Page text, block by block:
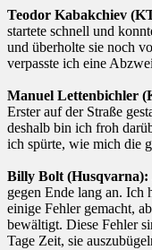
Teodor Kabakchiev
startete schnell und
und überholte sie noch
verpasste ich eine
Manuel Lettenbichler
Erster auf der Straße
deshalb bin ich froh
ich spürte, wie mich die
Billy Bolt (Husqvarna):
gegen Ende lang an. Ich
einige Fehler gemacht,
bewältigt. Diese Fehler
Tage Zeit, sie